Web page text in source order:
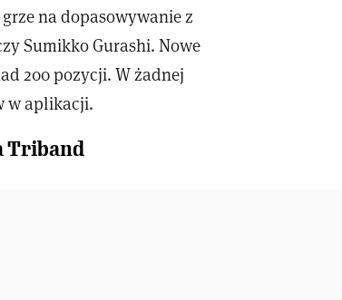
na dopasowywanie z
Sumikko Gurashi. Nowe
200 pozycji. W żadnej
w aplikacji.
Triband